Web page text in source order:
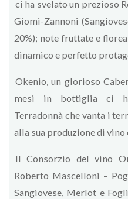
ci ha svelato un prezioso
Giomi-Zannoni
20%); note fruttate e
dinamico e perfetto
Okenio, un glorioso
mesi in bottiglia ci
Terradonnà che vanta i
alla sua produzione di vino
Il Consorzio del vino
Roberto Mascelloni –
Sangiovese, Merlot e